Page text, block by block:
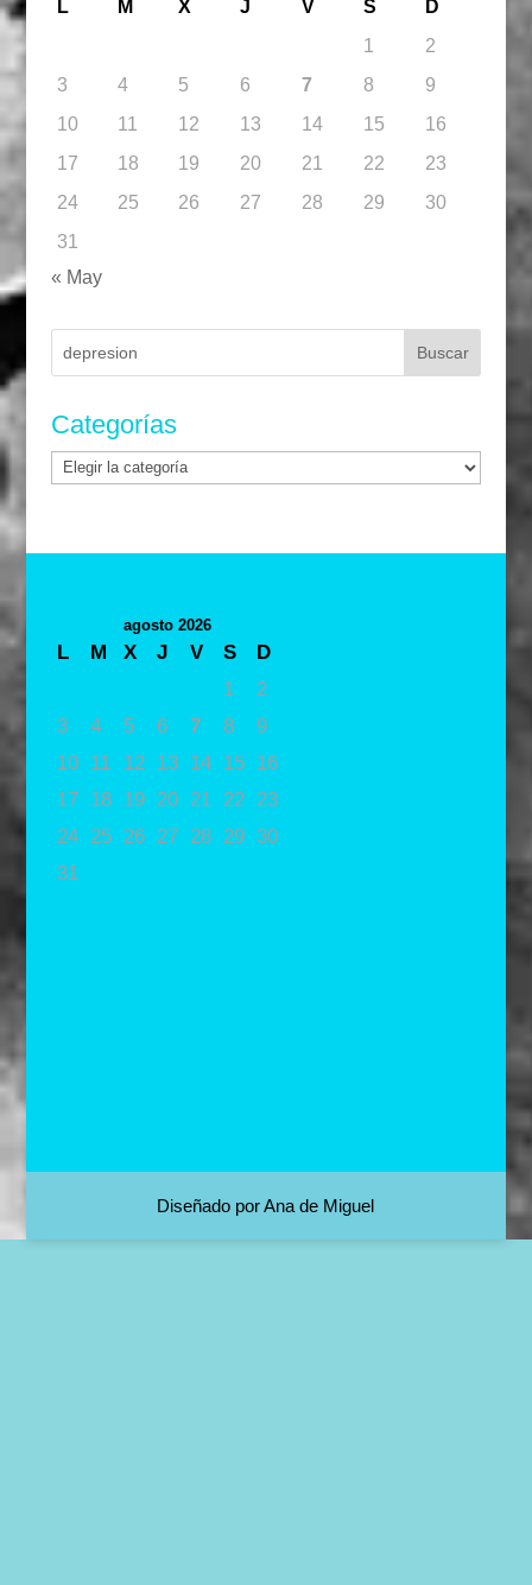
L M X J V S
D
1
2
3
4 5 6 7 8
9
10
11 12 13 14 15
16
17
18 19 20 21 22
23
24
25 26 27 28 29
30
31
« May
Categorías
Categorías
agosto 2026
L M X J V S
D
1
2
3
4 5 6 7 8
9
10
11 12 13 14 15
16
17
18 19 20 21 22
23
24
25 26 27 28 29 30
31
Diseñado por Ana de Miguel